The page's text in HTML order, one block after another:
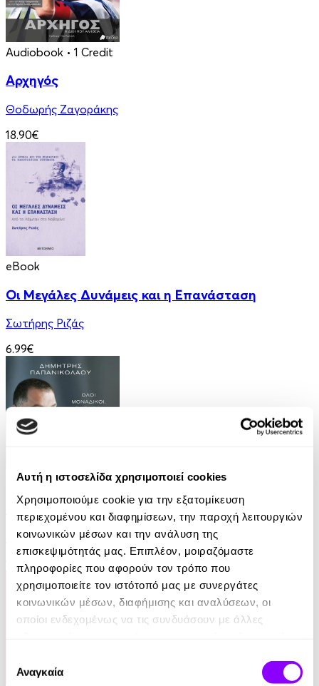
Αυτή η ιστοσελίδα χρησιμοποιεί cookies
Χρησιμοποιούμε cookie για την εξατομίκευση
περιεχομένου και διαφημίσεων, την παροχή λειτουργιών
κοινωνικών μέσων και την ανάλυση της
επισκεψιμότητάς μας. Επιπλέον, μοιραζόμαστε
πληροφορίες που αφορούν τον τρόπο που
χρησιμοποιείτε τον ιστότοπό μας με συνεργάτες
κοινωνικών μέσων, διαφήμισης και αναλύσεων, οι
οποίοι ενδεχομένως να τις συνδυάσουν με άλλες
των υπηρεσιών τους.
συγκατάθεσης
Αναγκαία
Audiobook • 1 Credit
Αρχηγός
Θοδωρής Ζαγοράκης
18.90€
eBook
Οι Μεγάλες Δυνάμεις και η Επανάσταση
Σωτήρης Ριζάς
6.99€
Audiobook • 1 Credit
11:11 - Όλοι Μοναδικοί, Όλοι Ίσοι
Δημήτρης Παπανικολάου
14.99€